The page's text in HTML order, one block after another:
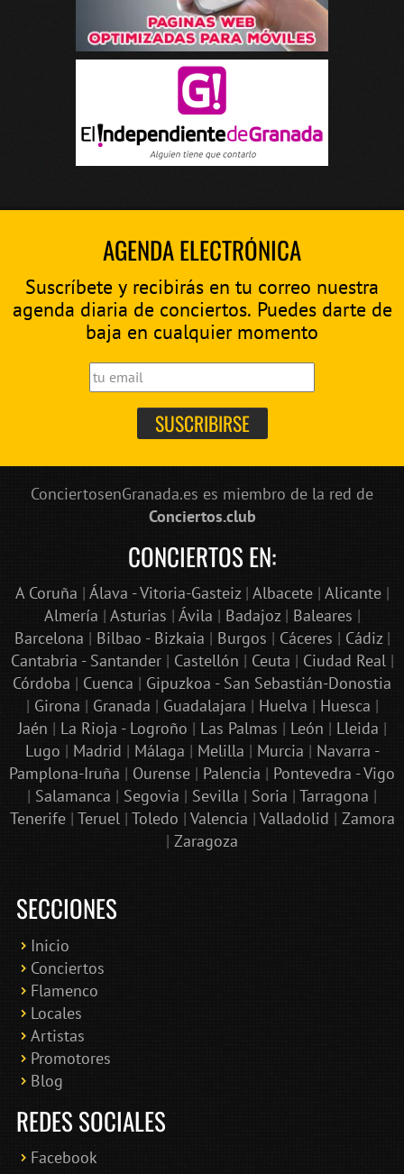
AGENDA ELECTRÓNICA
Suscríbete y recibirás en tu correo nuestra
agenda diaria de conciertos. Puedes darte de
baja en cualquier momento
ConciertosenGranada.es es miembro de la red de
Conciertos.club
CONCIERTOS EN:
A Coruña | Álava - Vitoria-Gasteiz| Albacete| Alicante|
Almería | Asturias | Ávila | Badajoz| Baleares |
Barcelona | Bilbao - Bizkaia | Burgos | Cáceres | Cádiz|
Cantabria - Santander| Castellón | Ceuta | Ciudad Real|
Córdoba | Cuenca | Gipuzkoa - San Sebastián-Donostia
| Girona | Granada | Guadalajara | Huelva | Huesca |
Jaén | La Rioja - Logroño | Las Palmas | León | Lleida |
Lugo | Madrid | Málaga | Melilla | Murcia | Navarra -
Pamplona-Iruña | Ourense | Palencia | Pontevedra - Vigo
| Salamanca | Segovia | Sevilla | Soria | Tarragona |
Tenerife| Teruel| Toledo | Valencia | Valladolid | Zamora
| Zaragoza
SECCIONES
Inicio
Conciertos
Flamenco
Locales
Artistas
Promotores
Blog
REDES SOCIALES
Facebook